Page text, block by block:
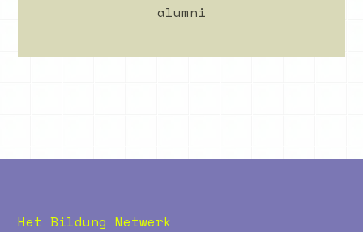
alumni
Het Bildung Netwerk